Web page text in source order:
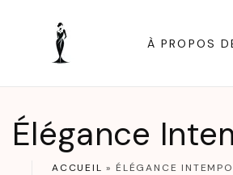
À PROPOS
Élégance
ACCUEIL » ÉLÉGANCE